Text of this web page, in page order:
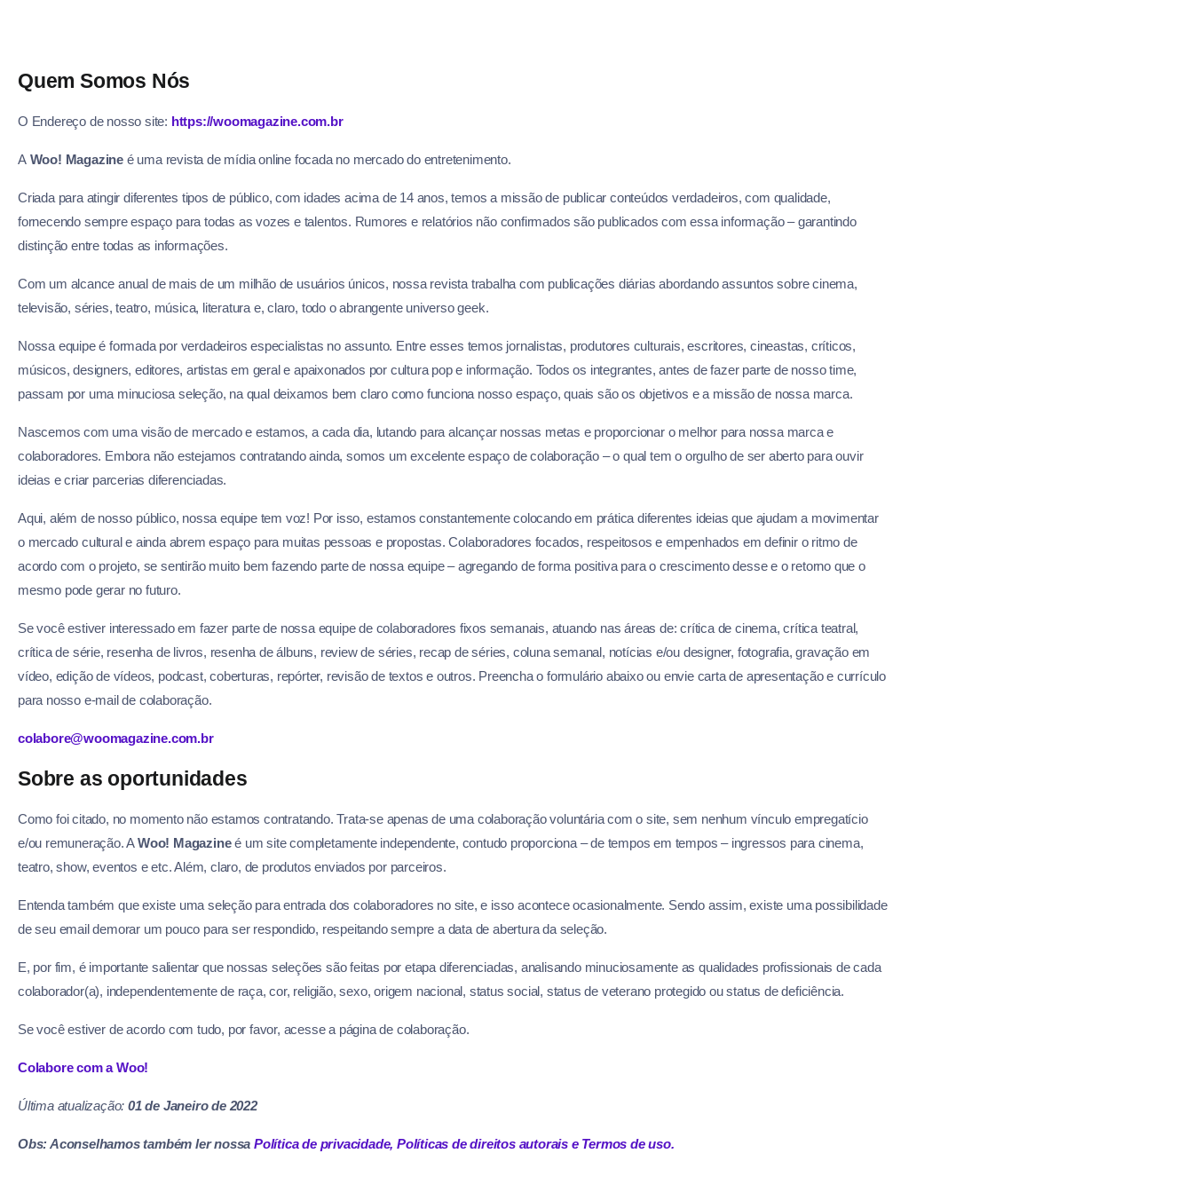
Quem Somos Nós
O Endereço de nosso site: https://woomagazine.com.br
AWoo! Magazine é uma revista de mídia online focada no mercado do entretenimento.
Criada para atingir diferentes tipos de público, com idades acima de 14 anos, temos a missão de publicar conteúdos verdadeiros, com qualidade,
fornecendo sempre espaço para todas as vozes e talentos. Rumores e relatórios não confirmados são publicados com essa informação – garantindo
distinção entre todas as informações.
Com um alcance anual de mais de um milhão de usuários únicos, nossa revista trabalha com publicações diárias abordando assuntos sobre cinema,
televisão, séries, teatro, música, literatura e, claro, todo o abrangente universo geek.
Nossa equipe é formada por verdadeiros especialistas no assunto. Entre esses temos jornalistas, produtores culturais, escritores, cineastas, críticos,
músicos, designers, editores, artistas em geral e apaixonados por cultura pop e informação. Todos os integrantes, antes de fazer parte de nosso time,
passam por uma minuciosa seleção, na qual deixamos bem claro como funciona nosso espaço, quais são os objetivos e a missão de nossa marca.
Nascemos com uma visão de mercado e estamos, a cada dia, lutando para alcançar nossas metas e proporcionar o melhor para nossa marca e
colaboradores. Embora não estejamos contratando ainda, somos um excelente espaço de colaboração – o qual tem o orgulho de ser aberto para ouvir
ideias e criar parcerias diferenciadas.
Aqui, além de nosso público, nossa equipe tem voz! Por isso, estamos constantemente colocando em prática diferentes ideias que ajudam a movimentar
o mercado cultural e ainda abrem espaço para muitas pessoas e propostas. Colaboradores focados, respeitosos e empenhados em definir o ritmo de
acordo com o projeto, se sentirão muito bem fazendo parte de nossa equipe – agregando de forma positiva para o crescimento desse e o retorno que o
mesmo pode gerar no futuro.
Se você estiver interessado em fazer parte de nossa equipe de colaboradores fixos semanais, atuando nas áreas de: crítica de cinema, crítica teatral,
crítica de série, resenha de livros, resenha de álbuns, review de séries, recap de séries, coluna semanal, notícias e/ou designer, fotografia, gravação em
vídeo, edição de vídeos, podcast, coberturas, repórter, revisão de textos e outros. Preencha o formulário abaixo ou envie carta de apresentação e currículo
para nosso e-mail de colaboração.
colabore@woomagazine.com.br
Sobre as oportunidades
Como foi citado, no momento não estamos contratando. Trata-se apenas de uma colaboração voluntária com o site, sem nenhum vínculo empregatício
e/ou remuneração. AWoo! Magazine é um site completamente independente, contudo proporciona – de tempos em tempos – ingressos para cinema,
teatro, show, eventos e etc. Além, claro, de produtos enviados por parceiros.
Entenda também que existe uma seleção para entrada dos colaboradores no site, e isso acontece ocasionalmente. Sendo assim, existe uma possibilidade
de seu email demorar um pouco para ser respondido, respeitando sempre a data de abertura da seleção.
E, por fim, é importante salientar que nossas seleções são feitas por etapa diferenciadas, analisando minuciosamente as qualidades profissionais de cada
colaborador(a), independentemente de raça, cor, religião, sexo, origem nacional, status social, status de veterano protegido ou status de deficiência.
Se você estiver de acordo com tudo, por favor, acesse a página de colaboração.
Colabore com a Woo!
Última atualização: 01 de Janeiro de 2022
Obs: Aconselhamos também ler nossaPolítica de privacidade,Políticas de direitos autorais eTermos de uso.